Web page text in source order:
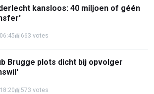
kansloos: 40 miljoen of géén
06:45 663 votes
Brugge plots dicht bij opvolger
18:20 573 votes